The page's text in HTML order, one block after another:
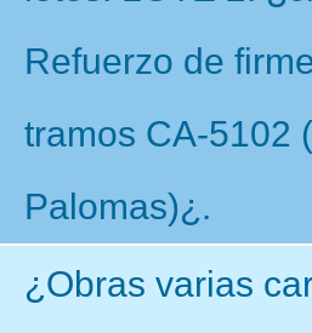
Refuerzo de
tramos CA-5102
Palomas)¿.
¿Obras varias